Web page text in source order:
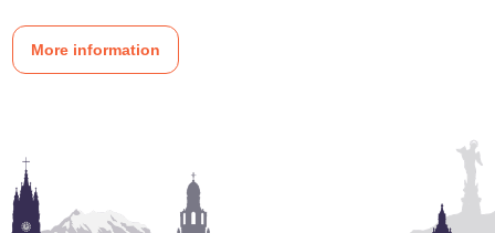
More information